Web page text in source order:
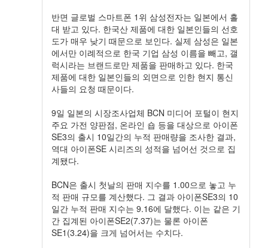
반면 글로벌 스마트폰 1위 삼성전자는 일본에서 홀
대 받고 있다. 한국산 제품에 대한 일본인들의 선호
도가 매우 낮기 때문으로 보인다. 실제 삼성은 일본
에서만 이례적으로 한국 기업 삼성 이름을 빼고, 갤
럭시라는 브랜드로만 제품을 판매하고 있다. 한국
제품에 대한 일본인들의 외면으로 인한 현지 통신
사들의 요청 때문이다.
9일 일본의 시장조사업체 BCN 미디어 포털이 현지
주요 가전 양판점, 온라인 숍 등을 대상으로 아이폰
SE3의 출시 10일간의 누적 판매량을 조사한 결과,
역대 아이폰SE 시리즈의 성적을 넘어선 것으로 집
계됐다.
BCN은 출시 첫날의 판매 지수를 1.00으로 놓고 누
적 판매 규모를 계산했다. 그 결과 아이폰SE3의 10
일간 누적 판매 지수는 9.16에 달했다. 이는 같은 기
간 집계된 아이폰SE2(7.37)는 물론 아이폰
SE1(3.24)을 크게 넘어서는 수치다.